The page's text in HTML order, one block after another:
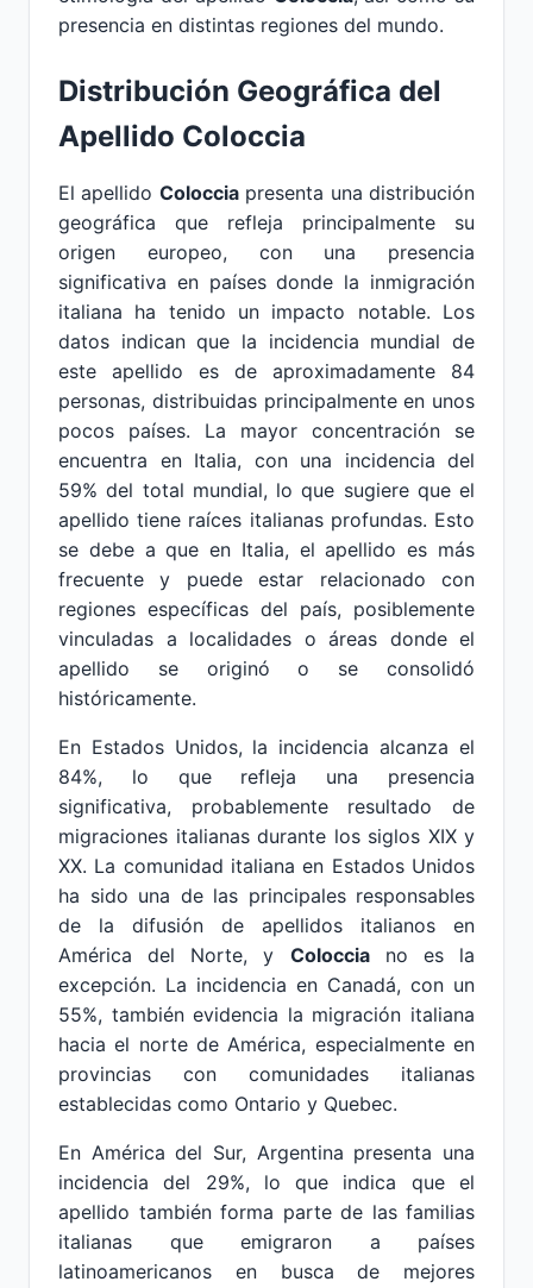
presencia en distintas regiones del mundo.
Distribución Geográfica del
Apellido Coloccia
El apellido Colocciapresenta una distribución
geográfica que refleja principalmente su
origen europeo, con una presencia
significativa en países donde la inmigración
italiana ha tenido un impacto notable. Los
datos indican que la incidencia mundial de
este apellido es de aproximadamente 84
personas, distribuidas principalmente en unos
pocos países. La mayor concentración se
encuentra en Italia, con una incidencia del
59% del total mundial, lo que sugiere que el
apellido tiene raíces italianas profundas. Esto
se debe a que en Italia, el apellido es más
frecuente y puede estar relacionado con
regiones específicas del país, posiblemente
vinculadas a localidades o áreas donde el
apellido se originó o se consolidó
históricamente.
En Estados Unidos, la incidencia alcanza el
84%, lo que refleja una presencia
significativa, probablemente resultado de
migraciones italianas durante los siglos XIX y
XX. La comunidad italiana en Estados Unidos
ha sido una de las principales responsables
de la difusión de apellidos italianos en
América del Norte, y Colocciano es la
excepción. La incidencia en Canadá, con un
55%, también evidencia la migración italiana
hacia el norte de América, especialmente en
provincias con comunidades italianas
establecidas como Ontario y Quebec.
En América del Sur, Argentina presenta una
incidencia del 29%, lo que indica que el
apellido también forma parte de las familias
italianas que emigraron a países
latinoamericanos en busca de mejores